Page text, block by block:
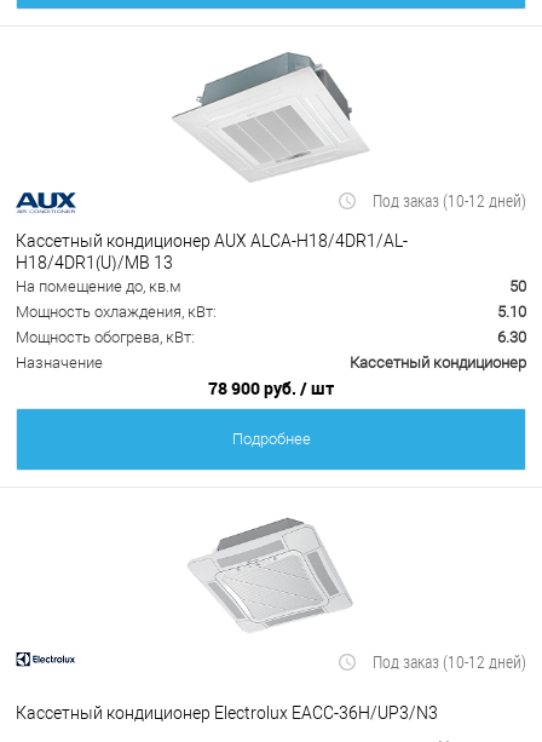
Под заказ (10-12 дней)
Кассетный кондиционер AUX ALCA-H18/4DR1/AL-
H18/4DR1(U)/MB 13
На помещение до, кв.м
50
Мощность охлаждения, кВт:
5.10
Мощность обогрева, кВт:
6.30
Назначение
Кассетный кондиционер
78 900 руб. / шт
Подробнее
Под заказ (10-12 дней)
Кассетный кондиционер Electrolux EACС-36H/UP3/N3